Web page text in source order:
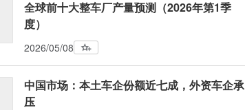
全球前十大整车厂产量预测（2026年第1季
度）
2026/05/08
中国市场：本土车企份额近七成，外资车企承
压